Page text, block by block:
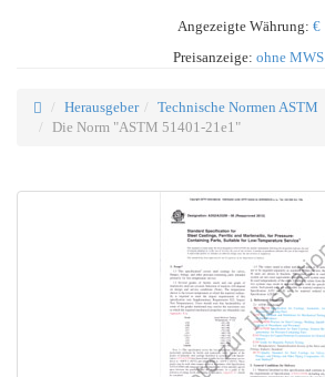
Angezeigte Währung: €
Preisanzeige: ohne MWS
Herausgeber
Technische Normen ASTM
Die Norm "ASTM 51401-21e1"